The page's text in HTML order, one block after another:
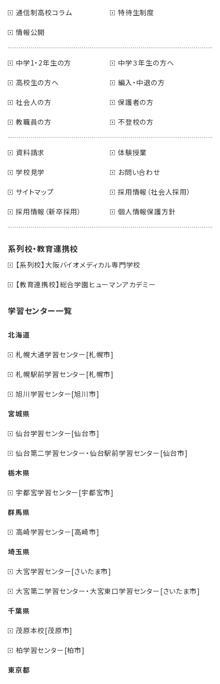
通信制高校コラム
特待生制度
情報公開
中学1・2年生の方
中学３年生の方へ
高校生の方へ
編入・中退の方
社会人の方
保護者の方
教職員の方
不登校の方
資料請求
体験授業
学校見学
お問い合わせ
サイトマップ
採用情報（社会人採用）
採用情報（新卒採用）
個人情報保護方針
系列校・教育連携校
【系列校】大阪バイオメディカル専門学校
【教育連携校】総合学園ヒューマンアカデミー
学習センター一覧
北海道
札幌大通学習センター[札幌市]
札幌駅前学習センター[札幌市]
旭川学習センター[旭川市]
宮城県
仙台学習センター[仙台市]
仙台第二学習センター・仙台駅前学習センター[仙台市]
栃木県
宇都宮学習センター[宇都宮市]
群馬県
高崎学習センター[高崎市]
埼玉県
大宮学習センター[さいたま市]
大宮第二学習センター・大宮東口学習センター[さいたま市]
千葉県
茂原本校[茂原市]
柏学習センター[柏市]
東京都